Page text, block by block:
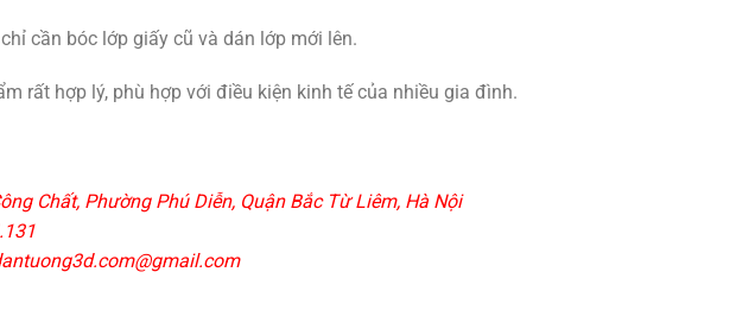
cần bóc lớp giấy cũ và dán lớp mới lên.
rất hợp lý, phù hợp với điều kiện kinh tế của nhiều gia đình.
Chất, Phường Phú Diễn, Quận Bắc Từ Liêm, Hà Nội